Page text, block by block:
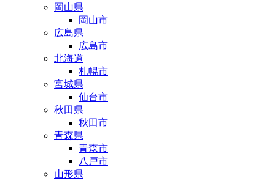
岡山県
岡山市
広島県
広島市
北海道
札幌市
宮城県
仙台市
秋田県
秋田市
青森県
青森市
八戸市
山形県